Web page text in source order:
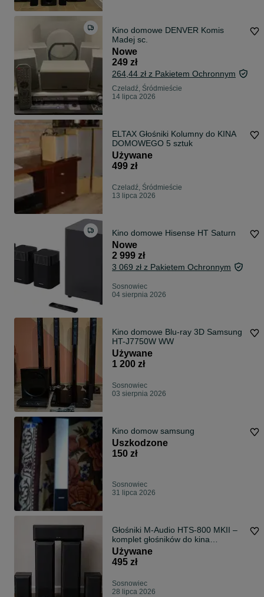
Kino domowe DENVER Komis
Madej sc.
Nowe
249 zł
264,44 zł z Pakietem Ochronnym
Czeladź, Śródmieście
14 lipca 2026
ELTAX Głośniki Kolumny do KINA
DOMOWEGO 5 sztuk
Używane
499 zł
Czeladź, Śródmieście
13 lipca 2026
Kino domowe Hisense HT Saturn
Nowe
2 999 zł
3 069 zł z Pakietem Ochronnym
Sosnowiec
04 sierpnia 2026
Kino domowe Blu-ray 3D Samsung
HT-J7750W WW
Używane
1 200 zł
Sosnowiec
03 sierpnia 2026
Kino domow samsung
Uszkodzone
150 zł
Sosnowiec
31 lipca 2026
Głośniki M-Audio HTS-800 MKII –
komplet głośników do kina
domowego
Używane
495 zł
Sosnowiec
28 lipca 2026